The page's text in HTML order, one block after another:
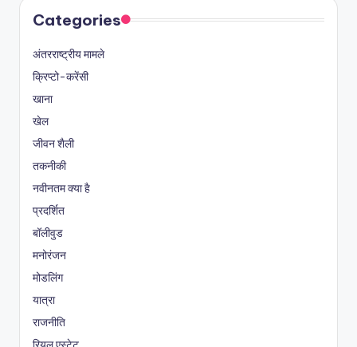
Categories
अंतरराष्ट्रीय मामले
क्रिप्टो-करेंसी
खाना
खेल
जीवन शैली
तकनीकी
नवीनतम क्या है
प्रदर्शित
बॉलीवुड
मनोरंजन
मोडलिंग
यात्रा
राजनीति